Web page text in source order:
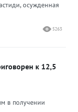
осужденная
5263
к 12,5
в получении